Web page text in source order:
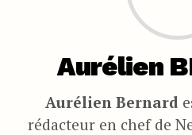
Aurélien
Aurélien Bernard
rédacteur en chef de